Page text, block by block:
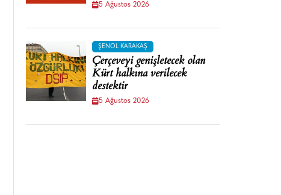
5 Ağustos 2026
ŞENOL KARAKAŞ
Çerçeveyi genişletecek olan
Kürt halkına verilecek
destektir
5 Ağustos 2026